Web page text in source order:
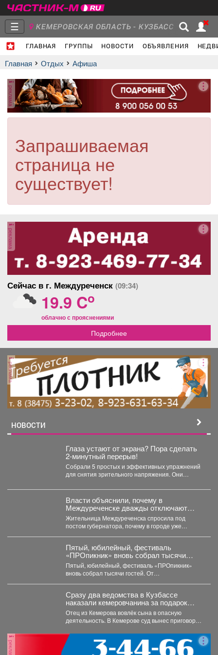
☰ КЕМЕРОВСКАЯ ОБЛАСТЬ - КУЗБАСС
ГЛАВНАЯ ГРУППЫ НОВОСТИ ОБЪЯВЛЕНИЯ
Главная
Группы
Объявления Недвижимость Услуги
Работа Транспорт
Афиша Обучение Проекты
Я - пенсионер
Главная Отдых афиша
реклама
Запрашиваемая
страница не
существует!
реклама
Сейчас в г. Междуреченск (09:34)
19.9 Co
облачно с прояснениями
Подробнее
реклама
НОВОСТИ
Глаза устают от экрана? Пора сделать
2-минутный перерыв!
Собрали 5 простых и эффективных упражнений
для снятия зрительного напряжения. Они
Власти объяснили, почему в
Междуреченске дважды отключают
горячую воду
Жительница Междуреченска спросила под
постом губернатора, почему в городе уже
Пятый, юбилейный, фестиваль
«ПРОпикник» вновь собрал тысячи
гостей.
Пятый, юбилейный, фестиваль «ПРОпикник»
вновь собрал тысячи гостей. От
Сразу два ведомства в Кузбассе
наказали кемеровчанина за подарок
сыну
Отец из Кемерова вовлёк сына в опасную
деятельность. В Кемерове суд вынес приговор
реклама